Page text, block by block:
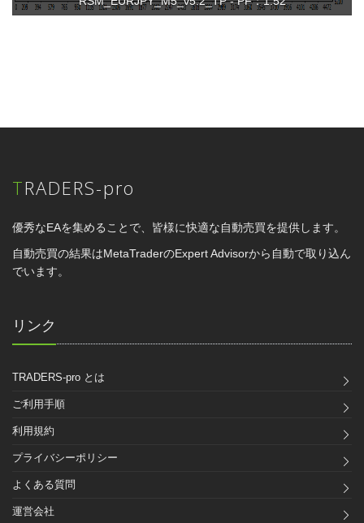
TRADERS-pro
優秀なEAを集めることで、皆様に快適な自動売買を提供します。
自動売買の結果はMetaTraderのExpert Advisorから自動で取り込ん
でいます。
リンク
TRADERS-pro とは
ご利用手順
利用規約
プライバシーポリシー
よくある質問
運営会社